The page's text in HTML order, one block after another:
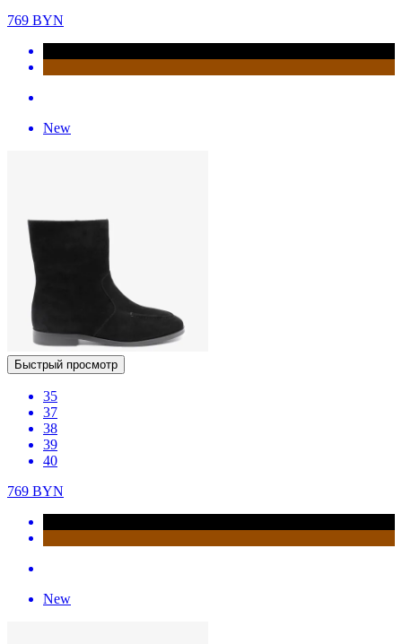
769 BYN
New
Быстрый просмотр
35
37
38
39
40
769 BYN
New